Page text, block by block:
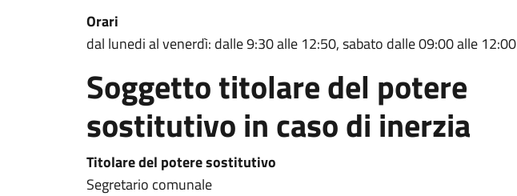
Orari
dal lunedi al venerdì: dalle 9:30 alle 12:50, sabato dalle 09:00 alle 12:00
Soggetto titolare del potere
sostitutivo in caso di inerzia
Titolare del potere sostitutivo
Segretario comunale